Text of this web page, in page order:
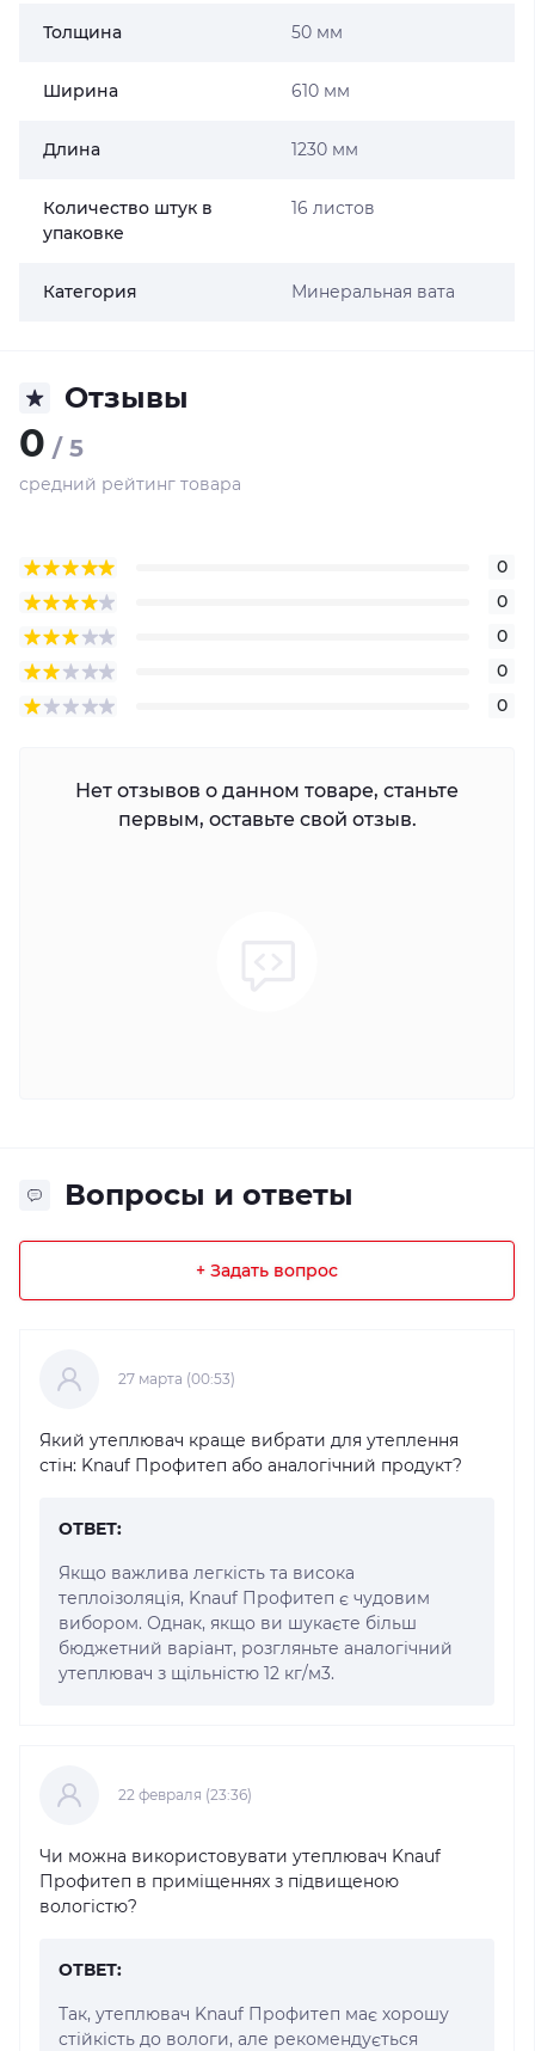
Толщина 50 мм
Ширина 610 мм
Длина 1230 мм
Количество штук в
упаковке
16 листов
Категория Минеральная вата
Отзывы
0 / 5
средний рейтинг товара
0
0
0
0
0
Нет отзывов о данном товаре, станьте
первым, оставьте свой отзыв.
Вопросы и ответы
+ Задать вопрос
27 марта (00:53)
Який утеплювач краще вибрати для утеплення
стін: Knauf Профитеп або аналогічний продукт?
ОТВЕТ:
Якщо важлива легкість та висока
теплоізоляція, Knauf Профитеп є чудовим
вибором. Однак, якщо ви шукаєте більш
бюджетний варіант, розгляньте аналогічний
утеплювач з щільністю 12 кг/м3.
22 февраля (23:36)
Чи можна використовувати утеплювач Knauf
Профитеп в приміщеннях з підвищеною
вологістю?
ОТВЕТ:
Так, утеплювач Knauf Профитеп має хорошу
стійкість до вологи, але рекомендується